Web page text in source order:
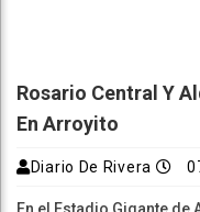
Rosario Central Y
En Arroyito
Diario De Rivera